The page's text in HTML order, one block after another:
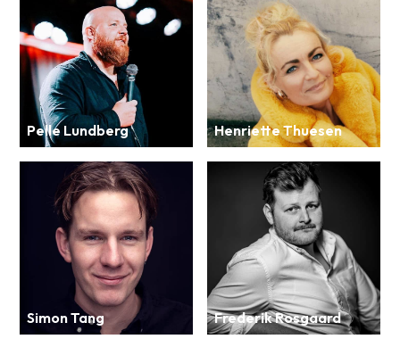
Pelle Lundberg Henriette Thuesen
Simon Tang Frederik Rosgaard